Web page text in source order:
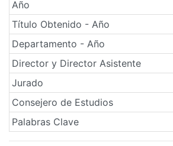
Año
Título Obtenido - Año
Departamento - Año
Director y Director Asistente
Jurado
Consejero de Estudios
Palabras Clave